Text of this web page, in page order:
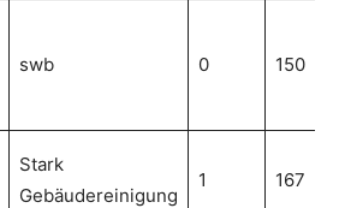
swb 0 150
Stark
Gebäudereinigung
1 167